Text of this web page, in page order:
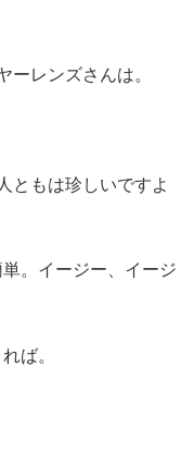
ーレンズさんは。
ともは珍しいですよ
。イージー、イージ
ば。